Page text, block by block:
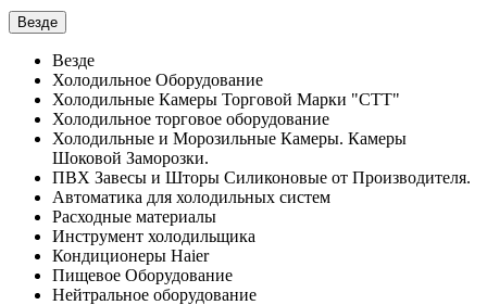
Везде
Везде
Холодильное Оборудование
Холодильные Камеры Торговой Марки "СТТ"
Холодильное торговое оборудование
Холодильные и Морозильные Камеры. Камеры
Шоковой Заморозки.
ПВХ Завесы и Шторы Силиконовые от Производителя.
Автоматика для холодильных систем
Расходные материалы
Инструмент холодильщика
Кондиционеры Haier
Пищевое Оборудование
Нейтральное оборудование